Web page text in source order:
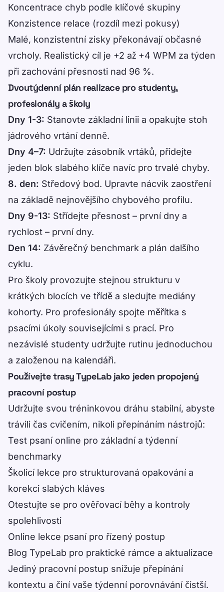
Koncentrace chyb podle klíčové skupiny
Konzistence relace (rozdíl mezi pokusy)
Malé, konzistentní zisky překonávají občasné
vrcholy. Realistický cíl je +2 až +4 WPM za týden
při zachování přesnosti nad 96 %.
Dvoutýdenní plán realizace pro studenty,
profesionály a školy
Dny 1-3: Stanovte základní linii a opakujte stoh
jádrového vrtání denně.
Dny 4–7: Udržujte zásobník vrtáků, přidejte
jeden blok slabého klíče navíc pro trvalé chyby.
8. den: Středový bod. Upravte nácvik zaostření
na základě nejnovějšího chybového profilu.
Dny 9-13: Střídejte přesnost – první dny a
rychlost – první dny.
Den 14: Závěrečný benchmark a plán dalšího
cyklu.
Pro školy provozujte stejnou strukturu v
krátkých blocích ve třídě a sledujte mediány
kohorty. Pro profesionály spojte měřítka s
psacími úkoly souvisejícími s prací. Pro
nezávislé studenty udržujte rutinu jednoduchou
a založenou na kalendáři.
Používejte trasy TypeLab jako jeden propojený
pracovní postup
Udržujte svou tréninkovou dráhu stabilní, abyste
trávili čas cvičením, nikoli přepínáním nástrojů:
Test psaní online pro základní a týdenní
benchmarky
Školicí lekce pro strukturovaná opakování a
korekci slabých kláves
Otestujte se pro ověřovací běhy a kontroly
spolehlivosti
Online lekce psanípro řízený postup
Blog TypeLab pro praktické rámce a aktualizace
Jediný pracovní postup snižuje přepínání
kontextu a činí vaše týdenní porovnávání čistší.